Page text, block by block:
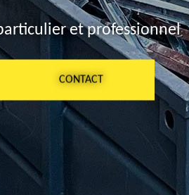
et professionnel
CONTACT